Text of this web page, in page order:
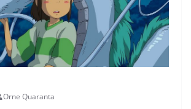
Orne Quaranta